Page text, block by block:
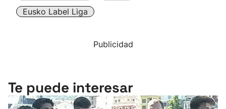
Eusko Label Liga
Publicidad
Te puede interesar